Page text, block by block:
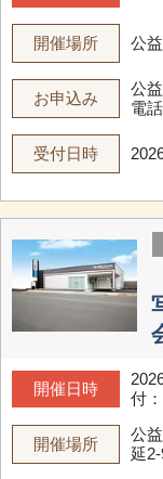
開催場所 公
お申込み
公
電話
受付日時
開催日時
付
開催場所
公
延